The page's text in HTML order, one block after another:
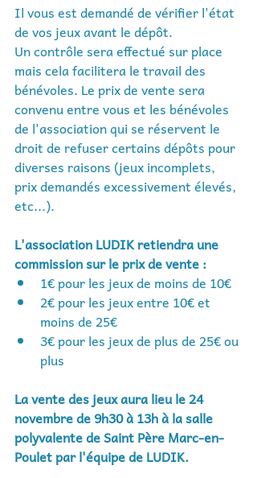
Il vous est demandé de vérifier l'état
de vos jeux avant le dépôt.
Un contrôle sera effectué sur place
mais cela facilitera le travail des
bénévoles. Le prix de vente sera
convenu entre vous et les bénévoles
de l'association qui se réservent le
droit de refuser certains dépôts pour
diverses raisons (jeux incomplets,
prix demandés excessivement élevés,
etc...).
L'association LUDIK retiendra une
commission sur le prix de vente :
1€ pour les jeux de moins de 10€
2€ pour les jeux entre 10€ et
moins de 25€
3€ pour les jeux de plus de 25€ ou
plus
La vente des jeux aura lieu le 24
novembre de 9h30 à 13h à la salle
polyvalente de Saint Père Marc-en-
Poulet par l'équipe de LUDIK.